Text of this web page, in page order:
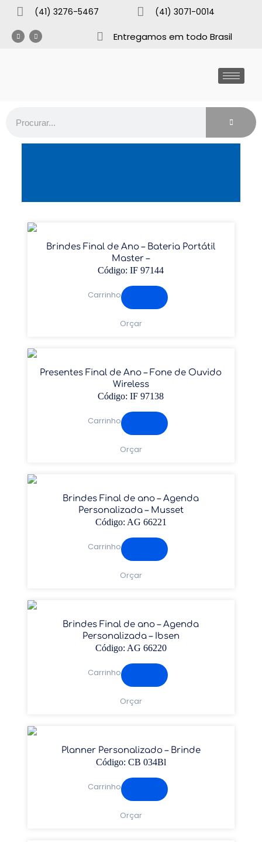
(41) 3276-5467 (41) 3071-0014
Entregamos em todo Brasil
Brindes Final de Ano – Bateria Portátil
Master –
Código: IF 97144
Carrinho
Orçar
Presentes Final de Ano – Fone de Ouvido
Wireless
Código: IF 97138
Carrinho
Orçar
Brindes Final de ano – Agenda
Personalizada – Musset
Código: AG 66221
Carrinho
Orçar
Brindes Final de ano – Agenda
Personalizada – Ibsen
Código: AG 66220
Carrinho
Orçar
Planner Personalizado – Brinde
Código: CB 034Bl
Carrinho
Orçar